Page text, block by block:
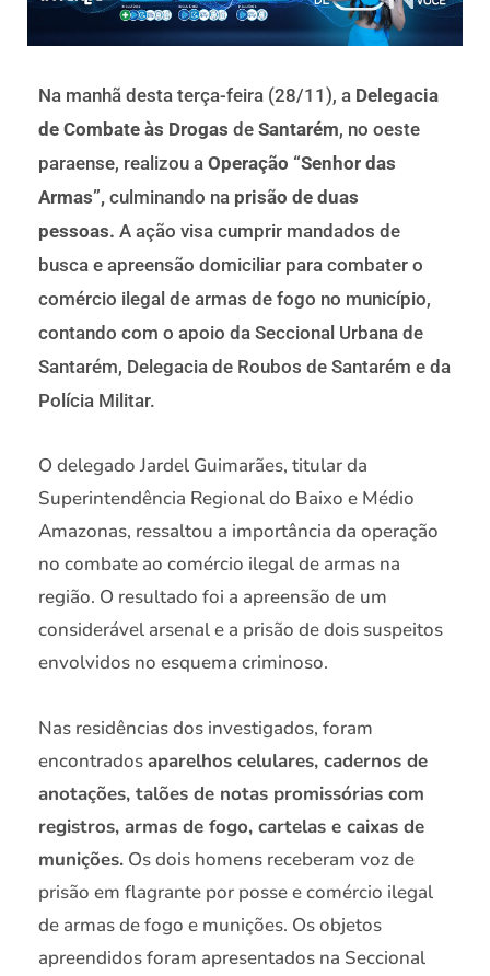
Na manhã desta terça-feira (28/11), a Delegacia
de Combate às Drogas de Santarém, no oeste
paraense, realizou a Operação “Senhor das
Armas”, culminando na prisão de duas
pessoas. A ação visa cumprir mandados de
busca e apreensão domiciliar para combater o
comércio ilegal de armas de fogo no município,
contando com o apoio da Seccional Urbana de
Santarém, Delegacia de Roubos de Santarém e da
Polícia Militar.
O delegado Jardel Guimarães, titular da
Superintendência Regional do Baixo e Médio
Amazonas, ressaltou a importância da operação
no combate ao comércio ilegal de armas na
região. O resultado foi a apreensão de um
considerável arsenal e a prisão de dois suspeitos
envolvidos no esquema criminoso.
Nas residências dos investigados, foram
encontradosaparelhos celulares, cadernos de
anotações, talões de notas promissórias com
registros, armas de fogo, cartelas e caixas de
munições. Os dois homens receberam voz de
prisão em flagrante por posse e comércio ilegal
de armas de fogo e munições. Os objetos
apreendidos foram apresentados na Seccional